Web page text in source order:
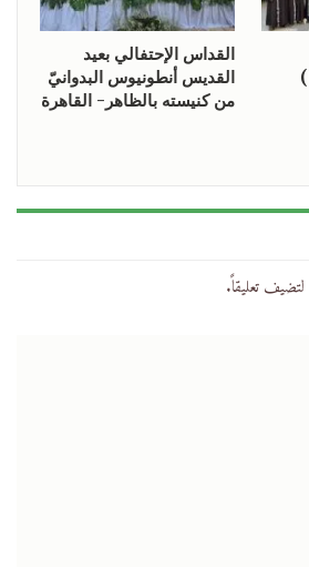
القداس الإحتفالي بعيد
القديس أنطونيوس البدوانيّ
من كنيسته بالظاهر- القاهرة
لتضيف تعليقاً.